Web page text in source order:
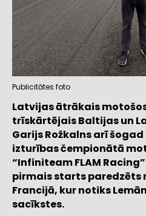
Publicitātes foto
Latvijas ātrākais
trīskārtējais Baltijas un
Garijs Rožkalns arī
izturības čempionātā
“Infiniteam FLAM
pirmais starts paredzēts
Francijā, kur notiks
sacīkstes.